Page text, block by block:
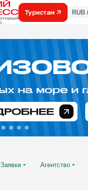
Туристам
Курс
RUB
Заявки Агентство